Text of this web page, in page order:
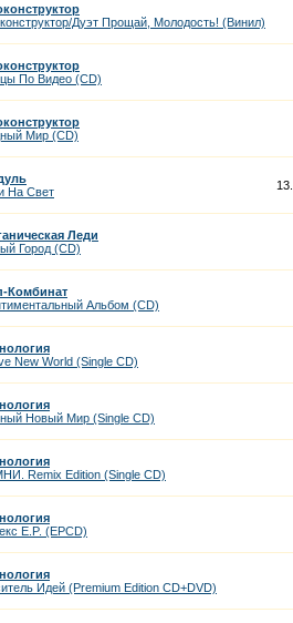
Дуэт Прощай, Молодость! (Винил)
По Видео (CD)
Мир (CD)
На Cвет
Леди
Город (CD)
Комбинат
Альбом (CD)
New World (Single CD)
Новый Мир (Single CD)
Remix Edition (Single CD)
E.P. (EPCD)
Идей (Premium Edition CD+DVD)